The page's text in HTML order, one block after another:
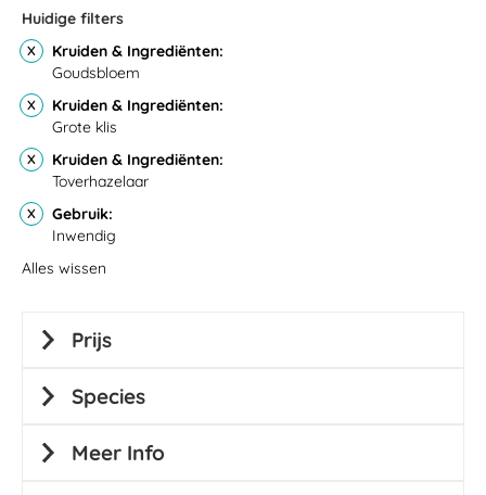
Huidige filters
Kruiden & Ingrediënten
Goudsbloem
Kruiden & Ingrediënten
Grote klis
Kruiden & Ingrediënten
Toverhazelaar
Gebruik
Inwendig
Alles wissen
Prijs
Species
Meer Info